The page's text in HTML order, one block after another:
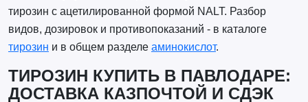
тирозин с ацетилированной формой NALT. Разбор
видов, дозировок и противопоказаний - в каталоге
тирозин и в общем разделе аминокислот.
ТИРОЗИН КУПИТЬ В ПАВЛОДАРЕ:
ДОСТАВКА КАЗПОЧТОЙ И СДЭК